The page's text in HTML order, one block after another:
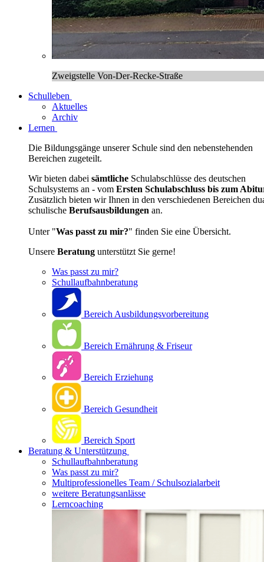
Zweigstelle Von-Der-Recke-Straße
Schulleben
Aktuelles
Archiv
Lernen
Die Bildungsgänge unserer Schule sind den nebenstehenden
Bereichen zugeteilt.
Wir bieten dabei sämtliche Schulabschlüsse des deutschen
Schulsystems an - vom Ersten Schulabschluss bis zum
Zusätzlich bieten wir Ihnen in den verschiedenen Bereichen
schulische Berufsausbildungen an.
Unter "Was passt zu mir?" finden Sie eine Übersicht.
Unsere Beratung unterstützt Sie gerne!
Was passt zu mir?
Schullaufbahnberatung
Bereich Ausbildungsvorbereitung
Bereich Ernährung & Friseur
Bereich Erziehung
Bereich Gesundheit
Bereich Sport
Beratung & Unterstützung
Schullaufbahnberatung
Was passt zu mir?
Multipro­fessionelles Team / Schulsozialarbeit
weitere Beratungsanlässe
Lerncoaching